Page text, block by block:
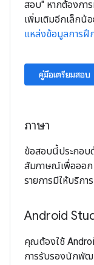
สอบ" หากต้องกา
เพิ่มเติมอีกเล็กน้
แหล่งข้อมูลการฝึ
คู่มือเตรียมสอบ
ภาษา
ข้อสอบนี้ประกอบด้
สัมภาษณ์เพื่อออก
รายการมีให้บริก
Android
คุณต้องใช้
การรับรองนักพัฒ